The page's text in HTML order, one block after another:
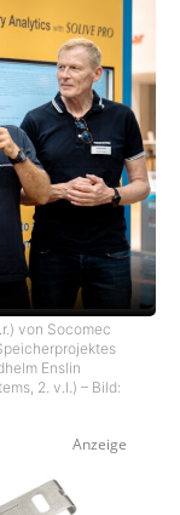
von Socomec
Enslin
2. v.l.) – Bild:
Anzeige